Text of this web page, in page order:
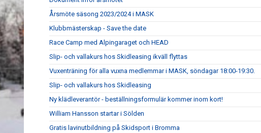
Årsmöte säsong 2023/2024 i MASK
Klubbmästerskap - Save the date
Race Camp med Alpingaraget och HEAD
Slip- och vallakurs hos Skidleasing ikväll flyttas
Vuxenträning för alla vuxna medlemmar i MASK, söndagar 18:00-19:30.
Slip- och vallakurs hos Skidleasing
Ny klädleverantör - beställningsformulär kommer inom kort!
William Hansson startar i Sölden
Gratis lavinutbildning på Skidsport i Bromma